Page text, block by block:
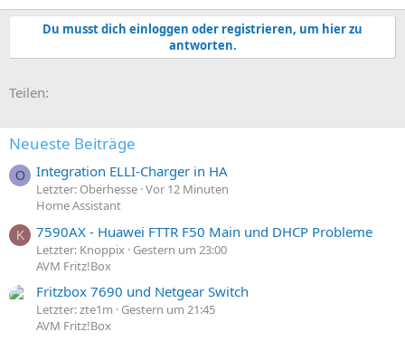
Du musst dich einloggen oder registrieren, um hier zu
antworten.
Teilen:
Neueste Beiträge
O Integration ELLI-Charger in HA
Letzter: Oberhesse Vor 12 Minuten
Home Assistant
K 7590AX - Huawei FTTR F50 Main und DHCP Probleme
Letzter: Knoppix Gestern um 23:00
AVM Fritz!Box
Fritzbox 7690 und Netgear Switch
Letzter: zte1m
Gestern um 21:45
AVM Fritz!Box